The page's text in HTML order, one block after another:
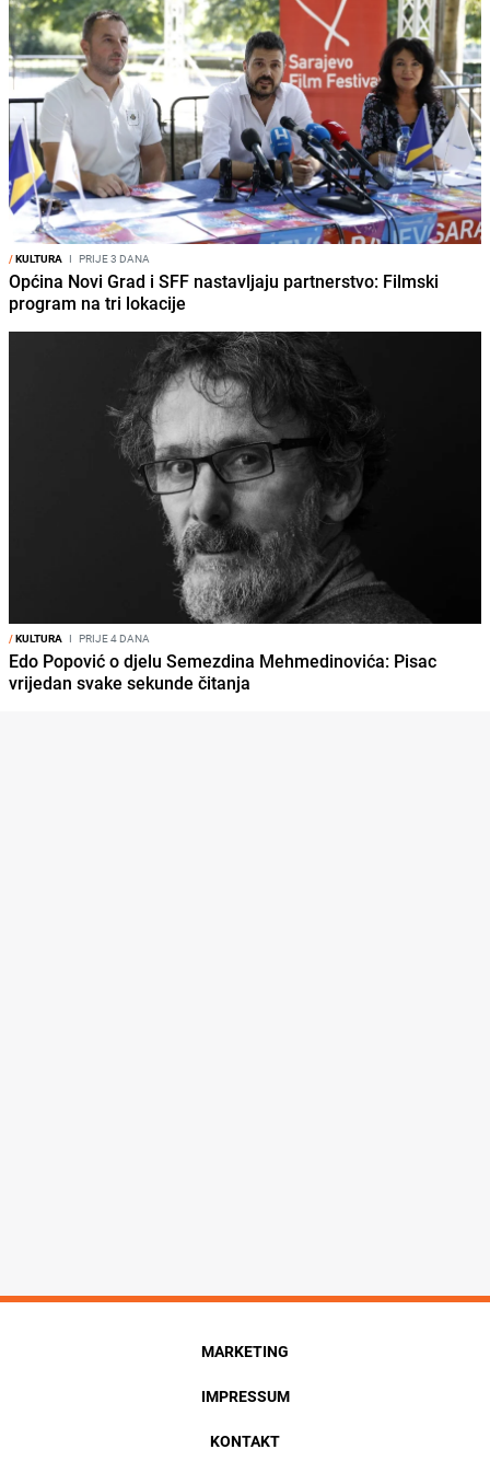
/KULTURA I PRIJE 3 DANA
Općina Novi Grad i SFF nastavljaju partnerstvo: Filmski
program na tri lokacije
/KULTURA I PRIJE 4 DANA
Edo Popović o djelu Semezdina Mehmedinovića: Pisac
vrijedan svake sekunde čitanja
MARKETING
IMPRESSUM
KONTAKT